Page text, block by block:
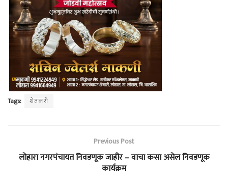
Tags: शेतकरी
Previous Post
लोहारा नगरपंचायत निवडणूक जाहीर – वाचा कसा असेल निवडणूक
कार्यक्रम